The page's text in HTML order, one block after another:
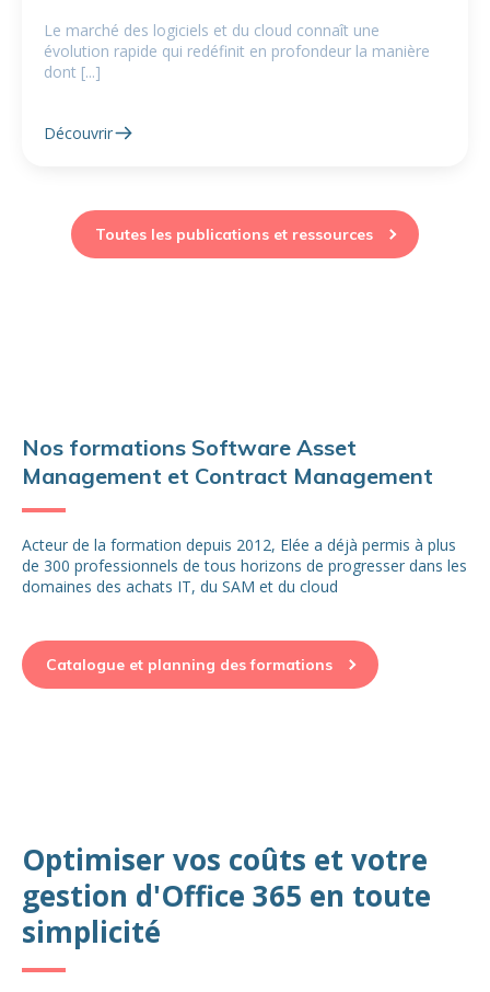
Le marché des logiciels et du cloud connaît une
évolution rapide qui redéfinit en profondeur la manière
dont [...]
Découvrir
Toutes les publications et ressources
Nos formations Software Asset
Management et Contract Management
Acteur de la formation depuis 2012, Elée a déjà permis à plus
de 300 professionnels de tous horizons de progresser dans les
domaines des achats IT, du SAM et du cloud
Catalogue et planning des formations
Optimiser vos coûts et votre
gestion d'Office 365 en toute
simplicité